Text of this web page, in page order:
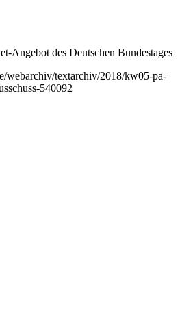
Angebot des Deutschen Bundestages
webarchiv/textarchiv/2018/kw05-pa-
540092